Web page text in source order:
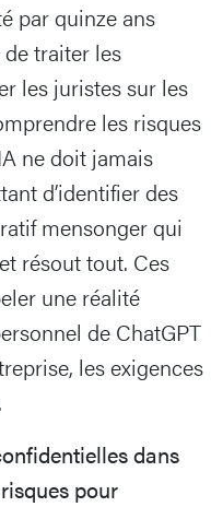
par quinze ans
de traiter les
les juristes sur les
les risques
ne doit jamais
d’identifier des
mensonger qui
résout tout. Ces
une réalité
de ChatGPT
les exigences
dans
pour